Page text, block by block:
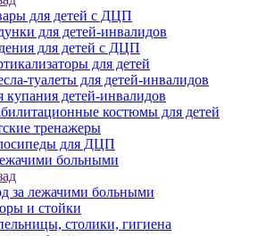
для детей с ДЦП
для детей-инвалидов
для детей с ДЦП
для детей
туалеты для детей-инвалидов
купания детей-инвалидов
костюмы для детей
тренажеры
для ДЦП
больными
за лежачими больными
и стойки
столики, гигиена